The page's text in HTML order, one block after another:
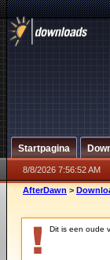
Startpagina
8/8/2026 7:56:52 AM
AfterDawn >
Dit is een oude